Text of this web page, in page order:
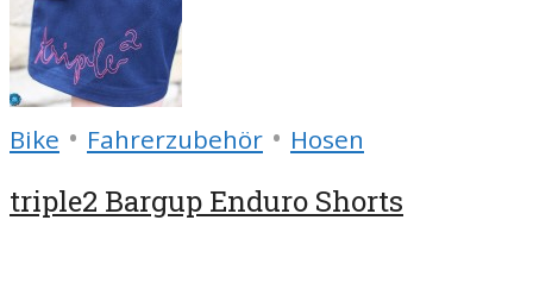
Bike • Fahrerzubehör • Hosen
triple2 Bargup Enduro Shorts